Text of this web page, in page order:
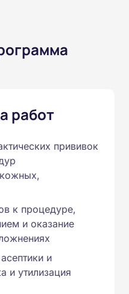
работ
прививок
к процедуре,
и оказание
и
и утилизация